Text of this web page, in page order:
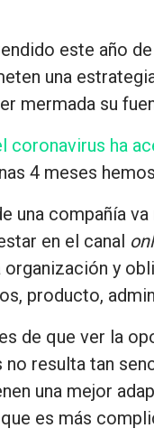
este año
una
mermada su
coronavirus ha
4 meses
una compañía va
en el canal
organización y
producto,
de que ver la
no resulta tan
una mejor
es más